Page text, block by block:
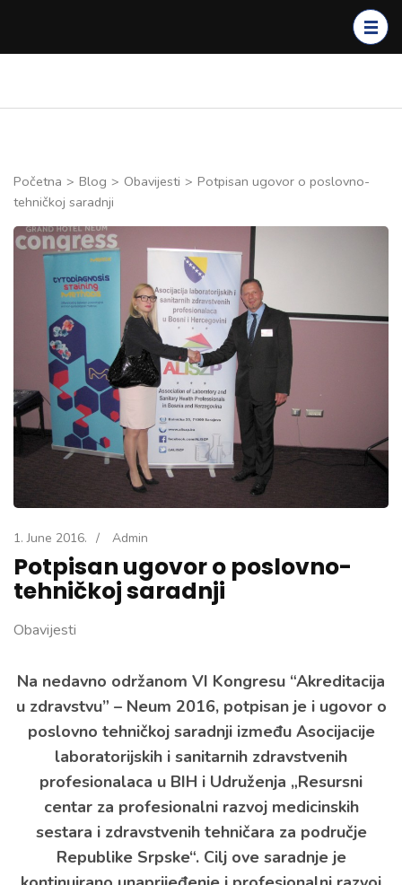
Enter)
Početna > Blog > Obavijesti > Potpisan ugovor o poslovno-
tehničkoj saradnji
1. June 2016. / Admin
Potpisan ugovor o poslovno-
tehničkoj saradnji
Obavijesti
Na nedavno održanom VI Kongresu “Akreditacija
u zdravstvu” – Neum 2016, potpisan je i ugovor o
poslovno tehničkoj saradnji između Asocijacije
laboratorijskih i sanitarnih zdravstvenih
profesionalaca u BIH i Udruženja „Resursni
centar za profesionalni razvoj medicinskih
sestara i zdravstvenih tehničara za područje
Republike Srpske“. Cilj ove saradnje je